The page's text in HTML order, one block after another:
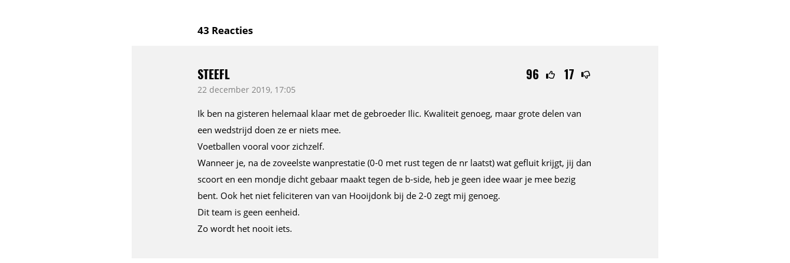
43 Reacties
96 17
STEEFL
22 december 2019, 17:05
Ik ben na gisteren helemaal klaar met de gebroeder Ilic. Kwaliteit genoeg, maar grote delen van
een wedstrijd doen ze er niets mee.
Voetballen vooral voor zichzelf.
Wanneer je, na de zoveelste wanprestatie (0-0 met rust tegen de nr laatst) wat gefluit krijgt, jij dan
scoort en een mondje dicht gebaar maakt tegen de b-side, heb je geen idee waar je mee bezig
bent. Ook het niet feliciteren van van Hooijdonk bij de 2-0 zegt mij genoeg.
Dit team is geen eenheid.
Zo wordt het nooit iets.